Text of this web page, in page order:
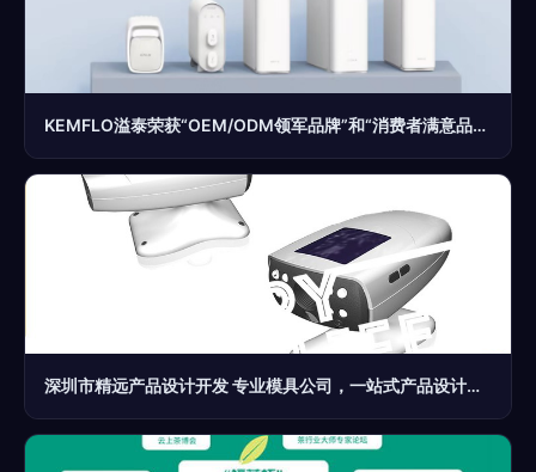
KEMFLO溢泰荣获“OEM/ODM领军品牌”和“消费者满意品牌”双项大奖
深圳市精远产品设计开发 专业模具公司，一站式产品设计与开模服务